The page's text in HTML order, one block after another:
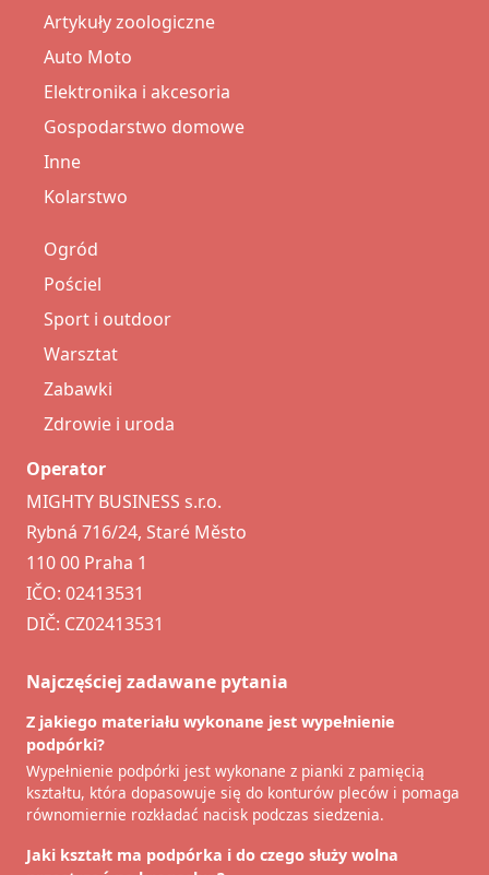
Artykuły zoologiczne
Auto Moto
Elektronika i akcesoria
Gospodarstwo domowe
Inne
Kolarstwo
Ogród
Pościel
Sport i outdoor
Warsztat
Zabawki
Zdrowie i uroda
Operator
MIGHTY BUSINESS s.r.o.
Rybná 716/24, Staré Město
110 00 Praha 1
IČO: 02413531
DIČ: CZ02413531
Najczęściej zadawane pytania
Z jakiego materiału wykonane jest wypełnienie
podpórki?
Wypełnienie podpórki jest wykonane z pianki z pamięcią
kształtu, która dopasowuje się do konturów pleców i pomaga
równomiernie rozkładać nacisk podczas siedzenia.
Jaki kształt ma podpórka i do czego służy wolna